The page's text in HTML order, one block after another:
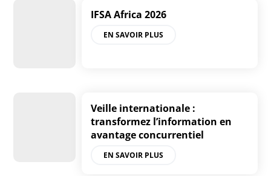
IFSA Africa 2026
EN SAVOIR PLUS
Veille internationale :
transformez l’information en
avantage concurrentiel
EN SAVOIR PLUS